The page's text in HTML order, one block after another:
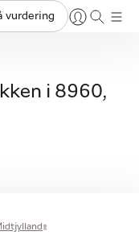
vurdering
i 8960,